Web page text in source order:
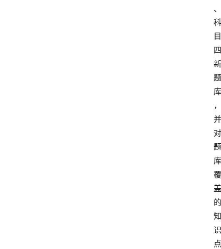
、
科
目
四
新
题
库
，
并
对
题
库
覆
盖
的
知
识
点